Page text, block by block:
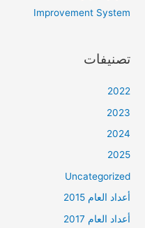
Improvement System
تصنيفات
2022
2023
2024
2025
Uncategorized
أعداد العام 2015
أعداد العام 2017